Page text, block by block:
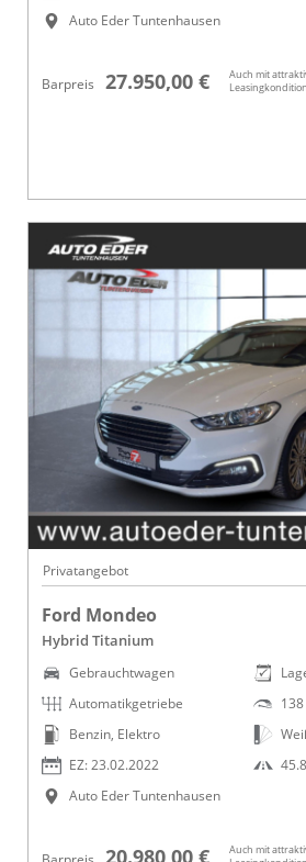
Auto Eder Tuntenhausen
Barpreis 27.950,00 €
Auch mit
Privatangebot
Ford Mondeo
Hybrid Titanium
Gebrauchtwagen
Automatikgetriebe
Benzin, Elektro
EZ: 23.02.2022
Auto Eder Tuntenhausen
Auch mit